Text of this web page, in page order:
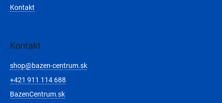
Kontakt
Kontakt
shop@bazen-centrum.sk
+421 911 114 688
BazenCentrum.sk